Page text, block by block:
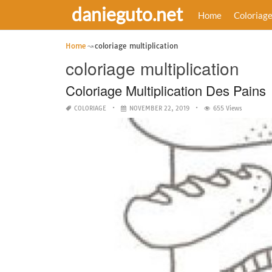
danieguto.net Home Coloriage
Home coloriage multiplication
coloriage multiplication
Coloriage Multiplication Des Pains
COLORIAGE NOVEMBER 22, 2019 655 Views